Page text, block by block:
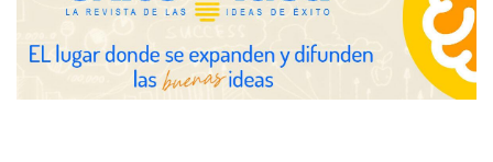
Eulalia Roig lanza ‘The Journal’, una revista digital mensual de
entrevistas y fotografía editorial